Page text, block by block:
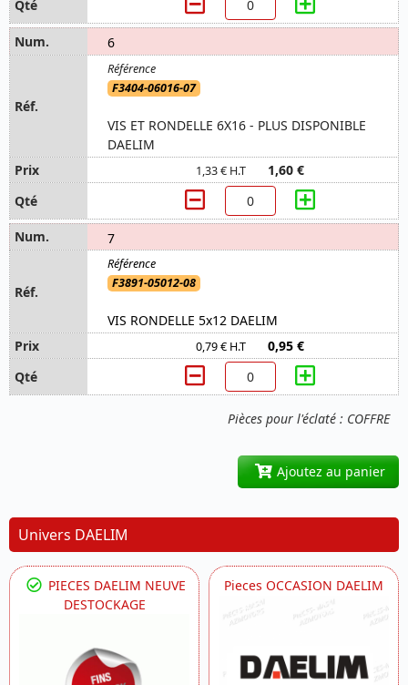
Pièces pour l'éclaté : COFFRE
6
F3404-06016-07
VIS ET RONDELLE 6X16 - PLUS DISPONIBLE
DAELIM
1,33 € H.T 1,60 €
7
F3891-05012-08
VIS RONDELLE 5x12 DAELIM
0,79 € H.T 0,95 €
Ajoutez au panier
Univers DAELIM
PIECES DAELIM NEUVE
DESTOCKAGE
Pieces OCCASION DAELIM